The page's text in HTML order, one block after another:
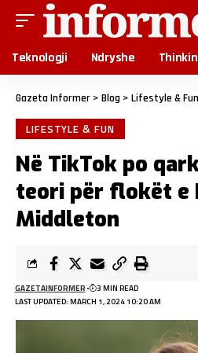
Teknologji Ndryshe
Gazeta Informer > Blog > Lifestyle & Fun
LIFESTYLE & FUN
Në TikTok po
teori për flokët e
Middleton
LAST UPDATED: MARCH 1, 2024 10:20 AM
GAZETAINFORMER 3 MIN READ